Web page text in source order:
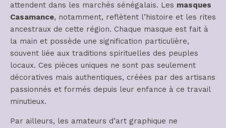
attendent dans les marchés sénégalais. Les masques
Casamance, notamment, reflètent l’histoire et les rites
ancestraux de cette région. Chaque masque est fait à
la main et possède une signification particulière,
souvent liée aux traditions spirituelles des peuples
locaux. Ces pièces uniques ne sont pas seulement
décoratives mais authentiques, créées par des artisans
passionnés et formés depuis leur enfance à ce travail
minutieux.
Par ailleurs, les amateurs d’art graphique ne